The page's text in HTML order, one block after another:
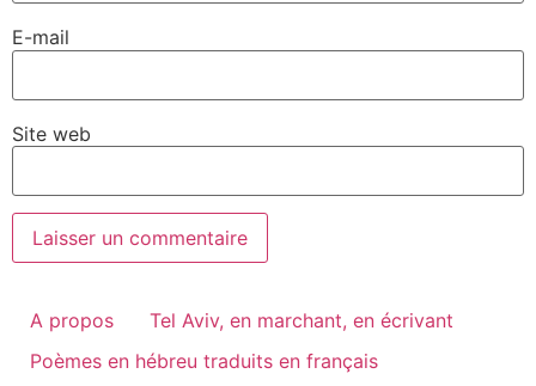
E-mail
Site web
A propos
Tel Aviv, en marchant, en écrivant
Poèmes en hébreu traduits en français